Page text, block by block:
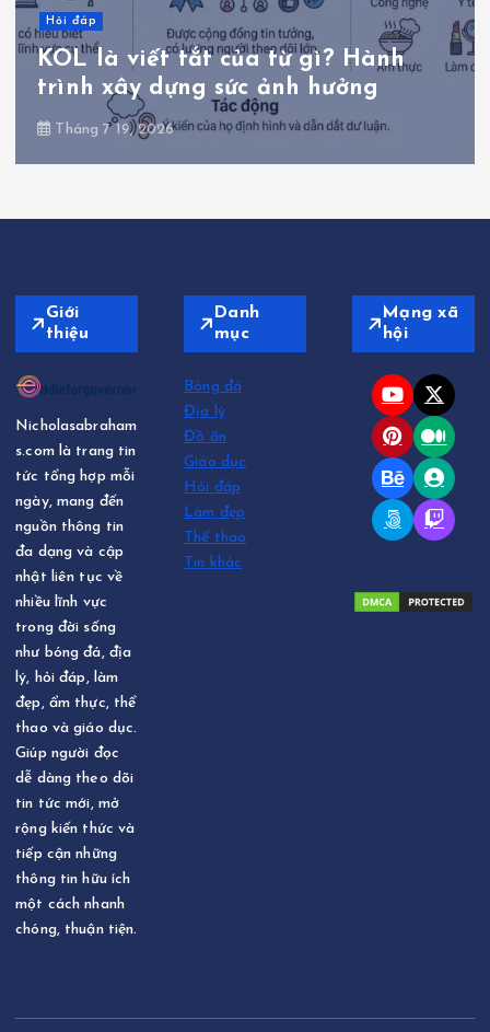
Hỏi đáp
KOL là viết tắt của từ gì? Hành
trình xây dựng sức ảnh hưởng
Tháng 7 19, 2026
Giới
thiệu
Nicholasabraham
s.com là trang tin
tức tổng hợp mỗi
ngày, mang đến
nguồn thông tin
đa dạng và cập
nhật liên tục về
nhiều lĩnh vực
trong đời sống
như bóng đá, địa
lý, hỏi đáp, làm
đẹp, ẩm thực, thể
thao và giáo dục.
Giúp người đọc
dễ dàng theo dõi
tin tức mới, mở
rộng kiến thức và
tiếp cận những
thông tin hữu ích
một cách nhanh
chóng, thuận tiện.
Danh
mục
Bóng đá
Địa lý
Đồ ăn
Giáo dục
Hỏi đáp
Làm đẹp
Thể thao
Tin khác
Mạng xã
hội